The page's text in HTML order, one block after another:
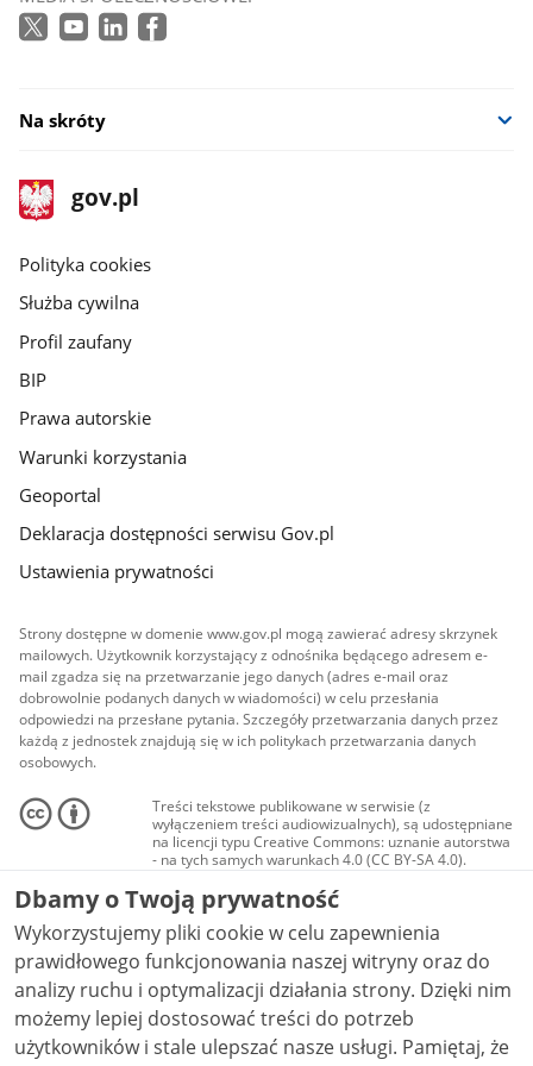
się
w
Na skróty
stopka
gov.pl
Strona
gov.pl
gov.pl
Polityka cookies
Służba cywilna
Profil zaufany
BIP
Prawa autorskie
Warunki korzystania
Geoportal
Deklaracja dostępności serwisu Gov.pl
Ustawienia prywatności
Strony dostępne w domenie www.gov.pl mogą zawierać adresy skrzynek
mailowych. Użytkownik korzystający z odnośnika będącego adresem e-
mail zgadza się na przetwarzanie jego danych (adres e-mail oraz
dobrowolnie podanych danych w wiadomości) w celu przesłania
odpowiedzi na przesłane pytania. Szczegóły przetwarzania danych przez
każdą z jednostek znajdują się w ich politykach przetwarzania danych
osobowych.
Treści tekstowe publikowane w serwisie (z
wyłączeniem treści audiowizualnych), są udostępniane
na licencji typu Creative Commons: uznanie autorstwa
- na tych samych warunkach 4.0 (CC BY-SA 4.0).
Materiały audiowizualne, w tym zdjęcia, materiały
audio i wideo, są udostępniane na licencji typu
Creative Commons: uznanie autorstwa użycie
niekomercyjne - bez utworów zależnych 4.0 (CC BY-
NC-ND 4.0), o ile nie jest to stwierdzone inaczej.
Dbamy o Twoją prywatność
Wykorzystujemy pliki cookie w celu zapewnienia
prawidłowego funkcjonowania naszej witryny oraz do
analizy ruchu i optymalizacji działania strony. Dzięki nim
możemy lepiej dostosować treści do potrzeb
użytkowników i stale ulepszać nasze usługi. Pamiętaj, że